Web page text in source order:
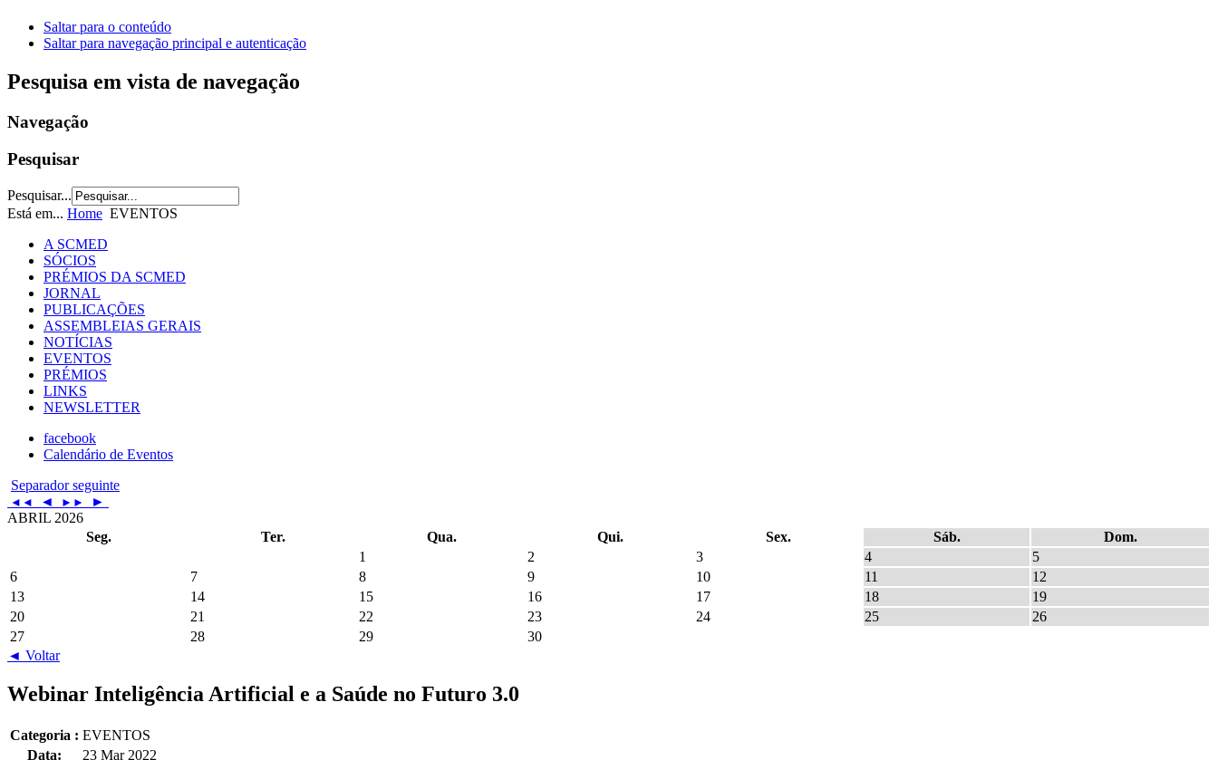
Saltar para o conteúdo
Saltar para navegação principal e autenticação
Pesquisa em vista de navegação
Navegação
Pesquisar
Pesquisar...
Está em... Home EVENTOS
A SCMED
SÓCIOS
PRÉMIOS DA SCMED
JORNAL
PUBLICAÇÕES
ASSEMBLEIAS GERAIS
NOTÍCIAS
EVENTOS
PRÉMIOS
LINKS
NEWSLETTER
facebook
Calendário de Eventos
Separador seguinte
◄◄ ◄ ►►
►
ABRIL 2026
Seg.
Ter. Qua. Qui. Sex. Sáb.
Dom.
1
2 3 4
5
6
7 8 9 10 11
12
13
14 15 16 17 18
19
20
21 22 23 24 25
26
27
28 29
30
◄ Voltar
Webinar Inteligência Artificial e a Saúde no Futuro 3.0
Categoria : EVENTOS
Data:
23 Mar 2022